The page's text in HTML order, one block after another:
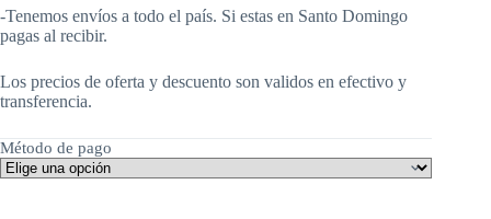
RD$3,500.00.
RD$3,000.00.
-Tenemos envíos a todo el país. Si estas en Santo Domingo
pagas al recibir.
Los precios de oferta y descuento son validos en efectivo y
transferencia.
Método de pago